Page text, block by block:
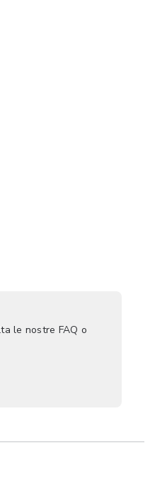
le nostre FAQ o